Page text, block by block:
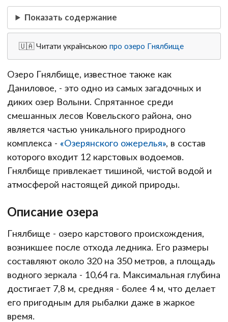
Показать содержание
🇺🇦 Читати українськоюпро озеро Гнялбище
Озеро Гнялбище, известное также как
Даниловое, - это одно из самых загадочных и
диких озер Волыни. Спрятанное среди
смешанных лесов Ковельского района, оно
является частью уникального природного
комплекса - «Озерянского ожерелья», в состав
которого входит 12 карстовых водоемов.
Гнялбище привлекает тишиной, чистой водой и
атмосферой настоящей дикой природы.
Описание озера
Гнялбище - озеро карстового происхождения,
возникшее после отхода ледника. Его размеры
составляют около 320 на 350 метров, а площадь
водного зеркала - 10,64 га. Максимальная глубина
достигает 7,8 м, средняя - более 4 м, что делает
его пригодным для рыбалки даже в жаркое
время.